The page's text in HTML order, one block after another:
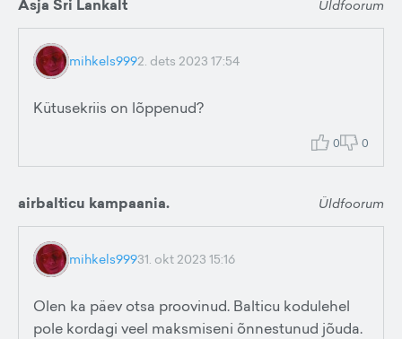
Äsja Sri Lankalt Üldfoorum
mihkels9992. dets 2023 17:54
Kütusekriis on lõppenud?
0 0
airbalticu kampaania. Üldfoorum
mihkels99931. okt 2023 15:16
Olen ka päev otsa proovinud. Balticu kodulehel
pole kordagi veel maksmiseni õnnestunud jõuda.